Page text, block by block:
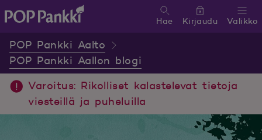
Valikko
Hae Kirjaudu
POP Pankki Aalto
POP Pankki Aallon blogi
Varoitus: Rikolliset kalastelevat tietoja
viesteillä ja puheluilla